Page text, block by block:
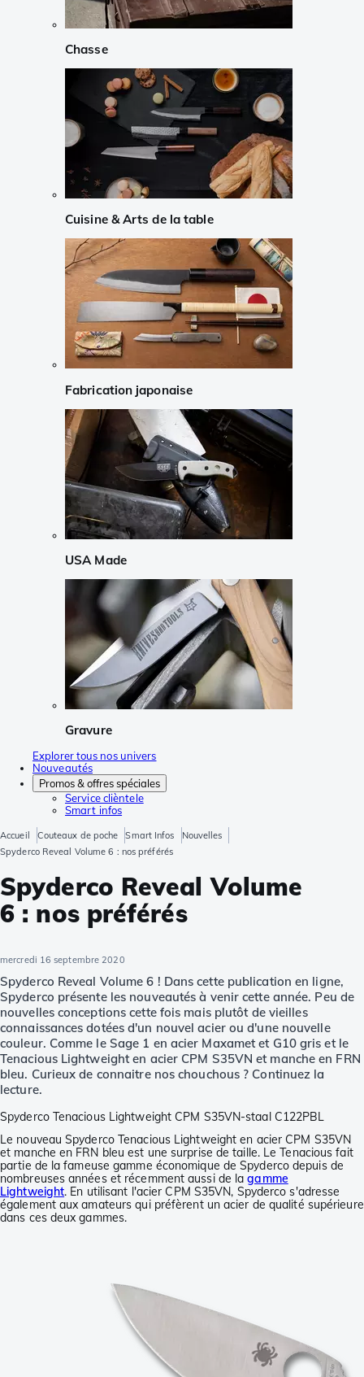
Chasse
Cuisine & Arts de la table
Fabrication japonaise
USA Made
Gravure
Explorer tous nos univers
Nouveautés
Promos & offres spéciales
Service clièntele
Smart infos
Accueil Couteaux de poche Smart Infos
Nouvelles
Spyderco Reveal Volume 6 : nos préférés
Spyderco Reveal Volume
6 : nos préférés
mercredi 16 septembre 2020
Spyderco Reveal Volume 6 ! Dans cette publication en ligne,
Spyderco présente les nouveautés à venir cette année. Peu de
nouvelles conceptions cette fois mais plutôt de vieilles
connaissances dotées d'un nouvel acier ou d'une nouvelle
couleur. Comme le Sage 1 en acier Maxamet et G10 gris et le
Tenacious Lightweight en acier CPM S35VN et manche en FRN
bleu. Curieux de connaitre nos chouchous ? Continuez la
lecture.
Spyderco Tenacious Lightweight CPM S35VN-staal C122PBL
Le nouveau Spyderco Tenacious Lightweight en acier CPM S35VN
et manche en FRN bleu est une surprise de taille. Le Tenacious fait
partie de la fameuse gamme économique de Spyderco depuis de
nombreuses années et récemment aussi de lagamme
Lightweight. En utilisant l'acier CPM S35VN, Spyderco s'adresse
également aux amateurs qui préfèrent un acier de qualité supérieure
dans ces deux gammes.